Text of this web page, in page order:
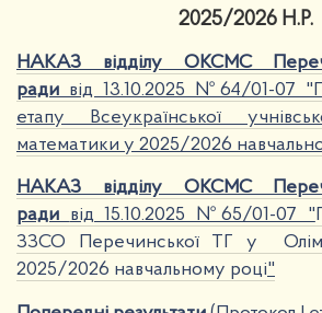
2025/2026 Н.Р.
НАКАЗ відділу ОКСМС
ради від 13.10.2025 №64/01-07
етапу Всеукраїнської
математики у 2025/2026
НАКАЗ відділу ОКСМС
ради від 15.10.2025 №65/01-07 "
ЗЗСО Перечинської ТГ у
2025/2026 навчальному році"